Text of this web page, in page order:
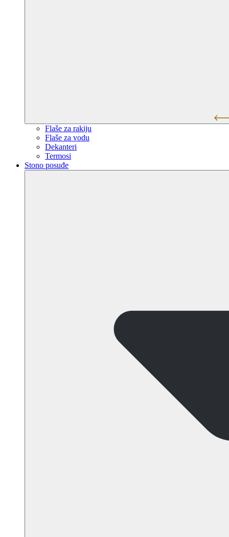
Flaše za rakiju
Flaše za vodu
Dekanteri
Termosi
Stono posuđe